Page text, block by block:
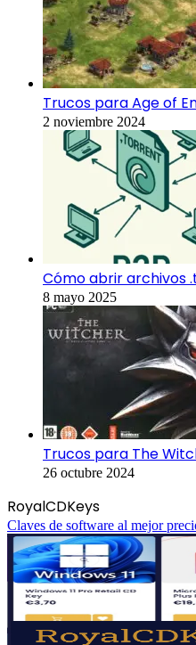
Trucos para Age of
2 noviembre 2024
Cómo abrir archivos
8 mayo 2025
Trucos para The
26 octubre 2024
RoyalCDKeys
Claves de software al mejor